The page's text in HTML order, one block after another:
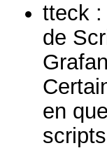
tteck :
de
en